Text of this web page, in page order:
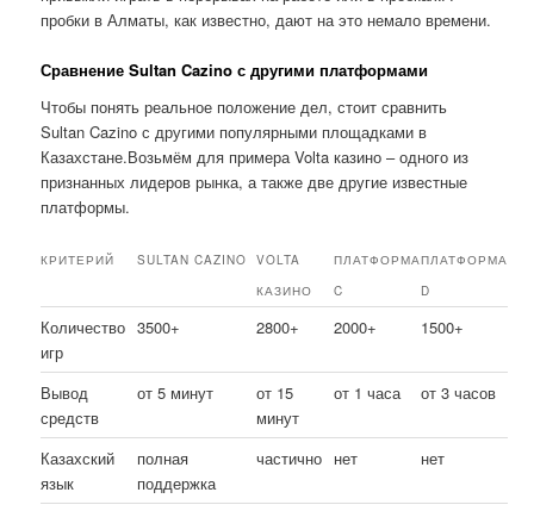
пробки в Алматы, как известно, дают на это немало времени.
Сравнение Sultan Cazino с другими платформами
Чтобы понять реальное положение дел, стоит сравнить
Sultan Cazino с другими популярными площадками в
Казахстане.Возьмём для примера Volta казино – одного из
признанных лидеров рынка, а также две другие известные
платформы.
КРИТЕРИЙ SULTAN CAZINO
VOLTA
КАЗИНО
ПЛАТФОРМА
C
ПЛАТФОРМА
D
Количество
игр
3500+ 2800+ 2000+ 1500+
Вывод
средств
от 5 минут
от 15
минут
от 1 часа от 3 часов
Казахский
язык
полная
поддержка
частично нет нет